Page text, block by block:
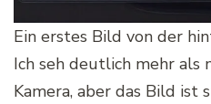
Ein erstes Bild von der
Ich seh deutlich mehr als
Kamera, aber das Bild ist